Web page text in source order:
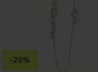
-25%